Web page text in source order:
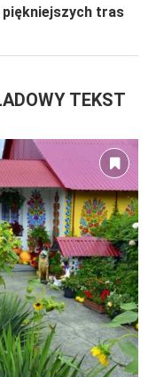
piękniejszych tras
TEKST